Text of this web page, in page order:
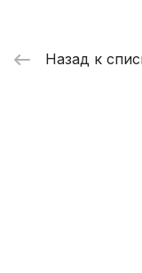
Назад к